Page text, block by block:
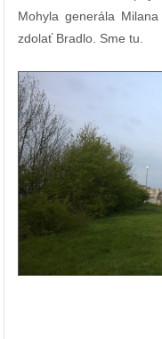
Mohyla generála
zdolať Bradlo. Sme tu.